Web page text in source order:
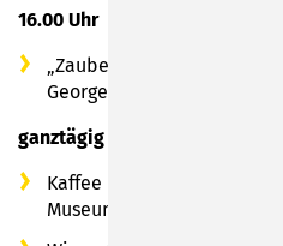
16.00 Uhr
„Zaubern wie zu Luthers
Georgenberg
ganztägig
Kaffee & süße
Museums- und